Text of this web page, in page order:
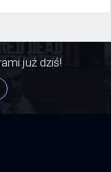
już dziś!